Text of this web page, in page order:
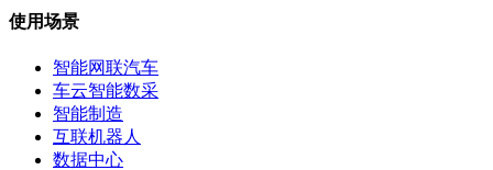
使用场景
智能网联汽车
车云智能数采
智能制造
互联机器人
数据中心